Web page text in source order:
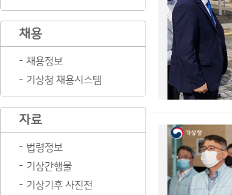
채용
채용정보
기상청 채용시스템
자료
법령정보
기상간행물
기상기후 사진전